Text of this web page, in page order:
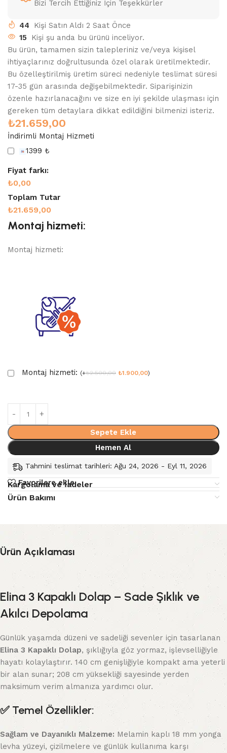
Bizi Tercih Ettiğiniz İçin Teşekkürler
44
Kişi Satın Aldı 2 Saat Önce
15
Kişi şu anda bu ürünü inceliyor.
Bu ürün, tamamen sizin talepleriniz ve/veya kişisel
ihtiyaçlarınız doğrultusunda özel olarak üretilmektedir.
Bu özelleştirilmiş üretim süreci nedeniyle teslimat süresi
17-35 gün arasında değişebilmektedir. Siparişinizin
özenle hazırlanacağını ve size en iyi şekilde ulaşması için
gereken tüm detaylara dikkat edildiğini bilmenizi isteriz.
₺21.659,00
İndirimli Montaj Hizmeti
1399 ₺
Fiyat farkı:
₺0,00
Toplam Tutar
₺21.659,00
Montaj hizmeti:
Montaj hizmeti:
Montaj hizmeti: (+₺2.500,00 ₺1.900,00)
Sepete Ekle
Hemen Al
Tahmini teslimat tarihleri: Ağu 24, 2026 - Eyl 11, 2026
Favorilere ekle
Kargolama ve İadeler
Ürün Bakımı
Ürün Açıklaması
Elina 3 Kapaklı Dolap – Sade Şıklık ve
Akılcı Depolama
Günlük yaşamda düzeni ve sadeliği sevenler için tasarlanan
Elina 3 Kapaklı Dolap, şıklığıyla göz yormaz, işlevselliğiyle
hayatı kolaylaştırır. 140 cm genişliğiyle kompakt ama yeterli
bir alan sunar; 208 cm yüksekliği sayesinde yerden
maksimum verim almanıza yardımcı olur.
✅ Temel Özellikler:
Sağlam ve Dayanıklı Malzeme: Melamin kaplı 18 mm yonga
levha yüzeyi, çizilmelere ve günlük kullanıma karşı